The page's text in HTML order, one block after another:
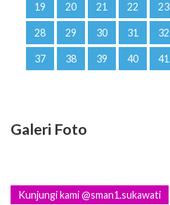
19 20 21 22 23
28 29 30 31 32
37 38 39 40 41
Galeri Foto
Kunjungi kami @sman1.sukawati